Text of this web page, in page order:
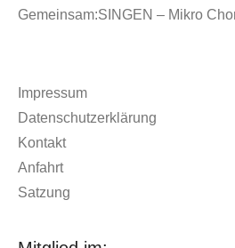
Gemeinsam:SINGEN – Mikro
Impressum
Datenschutzerklärung
Kontakt
Anfahrt
Satzung